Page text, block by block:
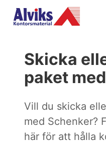
Skicka
paket
Vill du skicka
med Schenker?
här för att hålla